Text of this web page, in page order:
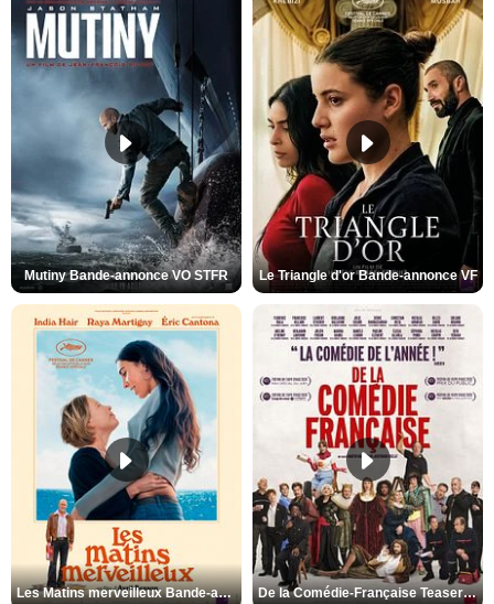
Mutiny Bande-annonce VO STFR Le Triangle d'or Bande-annonce VF
Les Matins merveilleux Bande-annonce VF De la Comédie-Française Teaser VF